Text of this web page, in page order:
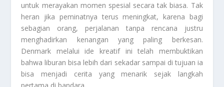
untuk merayakan momen spesial secara tak biasa. Tak
heran jika peminatnya terus meningkat, karena bagi
sebagian orang, perjalanan tanpa rencana justru
menghadirkan kenangan yang paling berkesan.
Denmark melalui ide kreatif ini telah membuktikan
bahwa liburan bisa lebih dari sekadar sampai di tujuan ia
bisa menjadi cerita yang menarik sejak langkah